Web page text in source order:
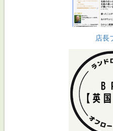
店長